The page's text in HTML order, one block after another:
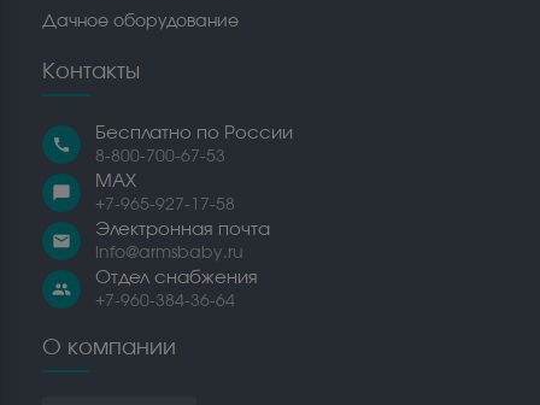
Дачное оборудование
Контакты
call
Бесплатно по России
8-800-700-67-53
chat_bubble
MAX
+7-965-927-17-58
email
Электронная почта
info@armsbaby.ru
people
Отдел снабжения
+7-960-384-36-64
О компании